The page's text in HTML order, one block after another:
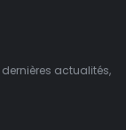
actualités,